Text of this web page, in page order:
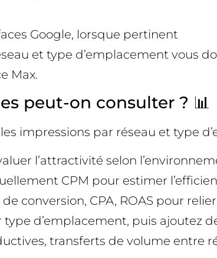
Google, lorsque pertinent
et type d’emplacement vous
Max.
peut-on consulter ? 📊
impressions par réseau et type
l’attractivité selon
CPM pour estimer
conversion, CPA, ROAS pour
d’emplacement, puis ajoutez
transferts de volume entre